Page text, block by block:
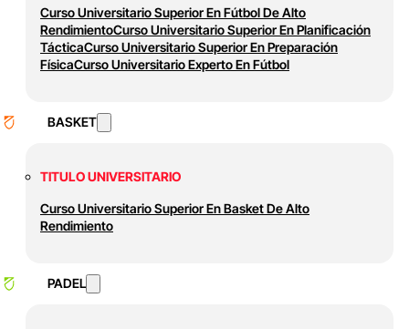
Curso Universitario Superior En Fútbol De Alto
RendimientoCurso Universitario Superior En Planificación
TácticaCurso Universitario Superior En Preparación
FísicaCurso Universitario Experto En Fútbol
BASKET
TITULO UNIVERSITARIO
Curso Universitario Superior En Basket De Alto
Rendimiento
PADEL